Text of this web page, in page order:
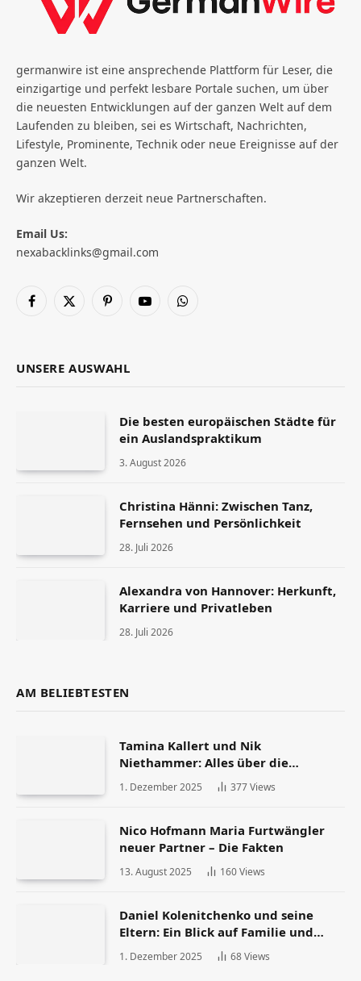
germanwire ist eine ansprechende Plattform für Leser, die
einzigartige und perfekt lesbare Portale suchen, um über
die neuesten Entwicklungen auf der ganzen Welt auf dem
Laufenden zu bleiben, sei es Wirtschaft, Nachrichten,
Lifestyle, Prominente, Technik oder neue Ereignisse auf der
ganzen Welt.
Wir akzeptieren derzeit neue Partnerschaften.
Email Us:
nexabacklinks@gmail.com
Facebook
X
PinterestYouTubeWhatsApp
UNSERE AUSWAHL
Die besten europäischen Städte für
ein Auslandspraktikum
3. August 2026
Christina Hänni: Zwischen Tanz,
Fernsehen und Persönlichkeit
28. Juli 2026
Alexandra von Hannover: Herkunft,
Karriere und Privatleben
28. Juli 2026
AM BELIEBTESTEN
Tamina Kallert und Nik
Niethammer: Alles über die
Scheidung und ihr Leben danach
1. Dezember 2025 377Views
Nico Hofmann Maria Furtwängler
neuer Partner – Die Fakten
13. August 2025 160Views
Daniel Kolenitchenko und seine
Eltern: Ein Blick auf Familie und
Herkunft
1. Dezember 2025 68Views